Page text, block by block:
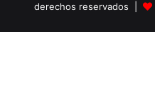
derechos reservados |